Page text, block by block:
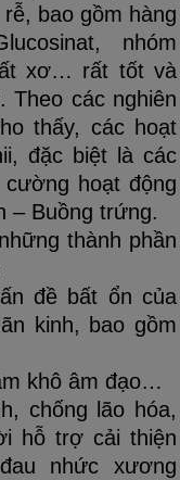
bao gồm hàng
nhóm
xơ… rất tốt và
Theo các nghiên
thấy, các hoạt
đặc biệt là các
hoạt động
– Buồng trứng.
thành phần
đề bất ổn của
kinh, bao gồm
khô âm đạo…
chống lão hóa,
hỗ trợ cải thiện
nhức xương